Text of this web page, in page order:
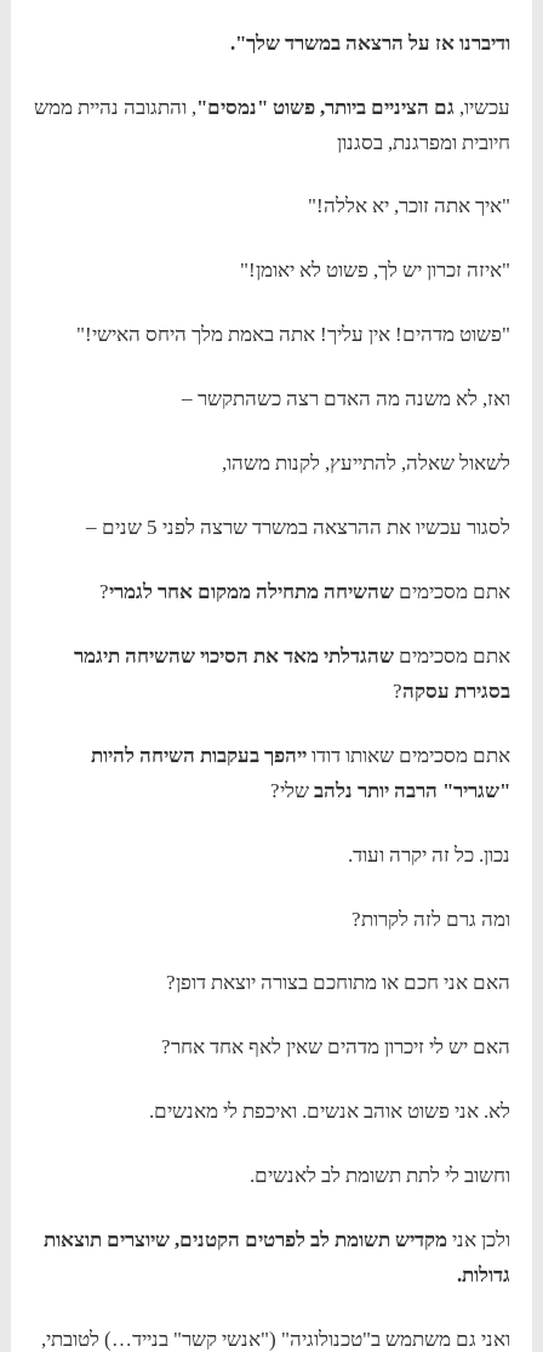
ודיברנו אז על הרצאה במשרד שלך".
עכשיו, גם הציניים ביותר, פשוט "נמסים", והתגובה נהיית ממש
חיובית ומפרגנת, בסגנון
"איך אתה זוכר, יא אללה!"
"איזה זכרון יש לך, פשוט לא יאומן!"
"פשוט מדהים! אין עליך! אתה באמת מלך היחס האישי!"
ואז, לא משנה מה האדם רצה כשהתקשר –
לשאול שאלה, להתייעץ, לקנות משהו,
לסגור עכשיו את ההרצאה במשרד שרצה לפני 5 שנים –
אתם מסכימיםשהשיחה מתחילה ממקום אחר לגמרי?
אתם מסכימיםשהגדלתי מאד את הסיכוי שהשיחה תיגמר
בסגירת עסקה?
אתם מסכימים שאותו דודוייהפך בעקבות השיחה להיות
"שגריר" הרבה יותר נלהב שלי?
נכון. כל זה יקרה ועוד.
ומה גרם לזה לקרות?
האם אני חכם או מתוחכם בצורה יוצאת דופן?
האם יש לי זיכרון מדהים שאין לאף אחד אחר?
לא. אני פשוט אוהב אנשים. ואיכפת לי מאנשים.
וחשוב לי לתת תשומת לב לאנשים.
ולכן אנימקדיש תשומת לב לפרטים הקטנים, שיוצרים תוצאות
גדולות.
ואני גם משתמש ב"טכנולוגיה" ("אנשי קשר" בנייד…) לטובתי,